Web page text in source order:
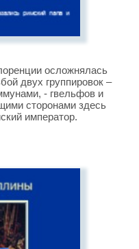
осложнялась
двух группировок –
- гвельфов и
сторонами здесь
император.